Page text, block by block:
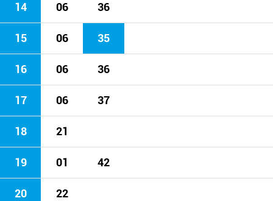
14 06 36
15 06 35
16 06 36
17 06 37
18 21
19 01 42
20 22